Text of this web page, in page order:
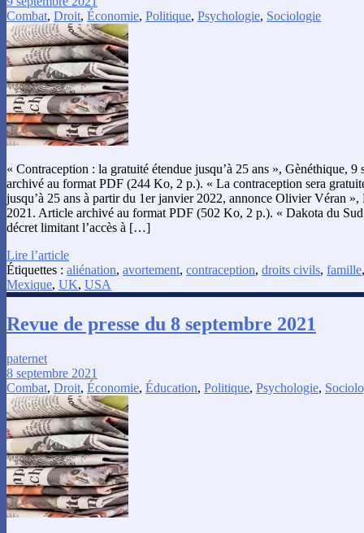
Combat, Droit, Économie, Politique, Psychologie, Sociologie
« Contraception : la gratuité étendue jusqu’à 25 ans », Gènéthique,
archivé au format PDF (244 Ko, 2 p.). « La contraception sera
jusqu’à 25 ans à partir du 1er janvier 2022, annonce Olivier Véran »,
2021. Article archivé au format PDF (502 Ko, 2 p.). « Dakota du
décret limitant l’accès à […]
Lire l’article
Étiquettes : aliénation, avortement, contraception, droits civils, famille
Mexique, UK, USA
Revue de presse du 8 septembre 2021
paternet
8 septembre 2021
Combat, Droit, Économie, Éducation, Politique, Psychologie,